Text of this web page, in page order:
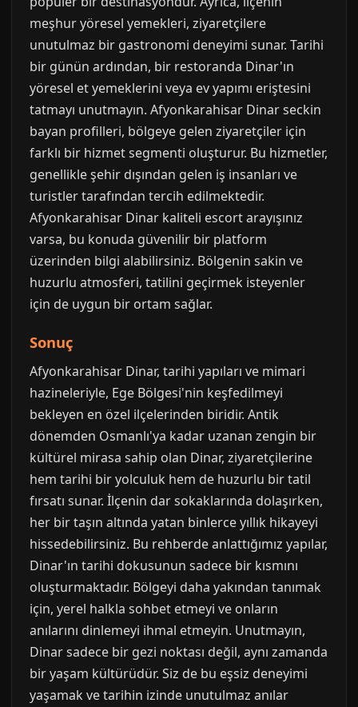
meşhur yöresel yemekleri, ziyaretçilere
unutulmaz bir gastronomi deneyimi sunar. Tarihi
bir günün ardından, bir restoranda Dinar'ın
yöresel et yemeklerini veya ev yapımı eriştesini
tatmayı unutmayın. Afyonkarahisar Dinar seckin
bayan profilleri, bölgeye gelen ziyaretçiler için
farklı bir hizmet segmenti oluşturur. Bu hizmetler,
genellikle şehir dışından gelen iş insanları ve
turistler tarafından tercih edilmektedir.
Afyonkarahisar Dinar kaliteli escort arayışınız
varsa, bu konuda güvenilir bir platform
üzerinden bilgi alabilirsiniz. Bölgenin sakin ve
huzurlu atmosferi, tatilini geçirmek isteyenler
için de uygun bir ortam sağlar.
Sonuç
Afyonkarahisar Dinar, tarihi yapıları ve mimari
hazineleriyle, Ege Bölgesi'nin keşfedilmeyi
bekleyen en özel ilçelerinden biridir. Antik
dönemden Osmanlı'ya kadar uzanan zengin bir
kültürel mirasa sahip olan Dinar, ziyaretçilerine
hem tarihi bir yolculuk hem de huzurlu bir tatil
fırsatı sunar. İlçenin dar sokaklarında dolaşırken,
her bir taşın altında yatan binlerce yıllık hikayeyi
hissedebilirsiniz. Bu rehberde anlattığımız yapılar,
Dinar'ın tarihi dokusunun sadece bir kısmını
oluşturmaktadır. Bölgeyi daha yakından tanımak
için, yerel halkla sohbet etmeyi ve onların
anılarını dinlemeyi ihmal etmeyin. Unutmayın,
Dinar sadece bir gezi noktası değil, aynı zamanda
bir yaşam kültürüdür. Siz de bu eşsiz deneyimi
yaşamak ve tarihin izinde unutulmaz anılar